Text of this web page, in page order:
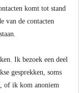
komt tot stand
van de contacten
Ik bezoek een deel
gesprekken, soms
of ik kom anoniem